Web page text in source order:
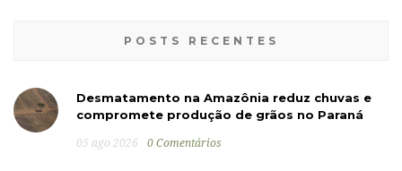
POSTS RECENTES
Desmatamento na Amazônia reduz chuvas e
compromete produção de grãos no Paraná
05 ago 2026 0 Comentários